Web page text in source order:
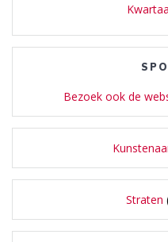
Bezoek ook de
Straten